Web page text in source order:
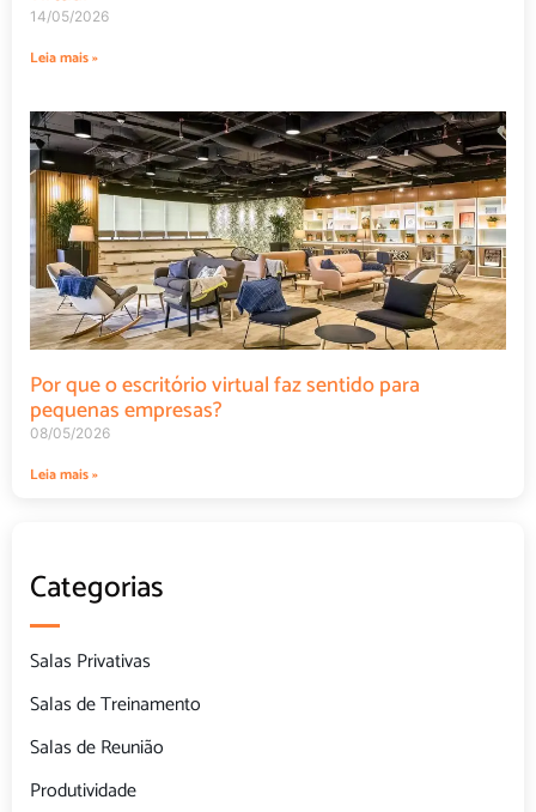
14/05/2026
Leia mais »
Por que o escritório virtual faz sentido para
pequenas empresas?
08/05/2026
Leia mais »
Categorias
Salas Privativas
Salas de Treinamento
Salas de Reunião
Produtividade